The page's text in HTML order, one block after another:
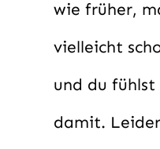
wie früher,
vielleicht
und du
damit.